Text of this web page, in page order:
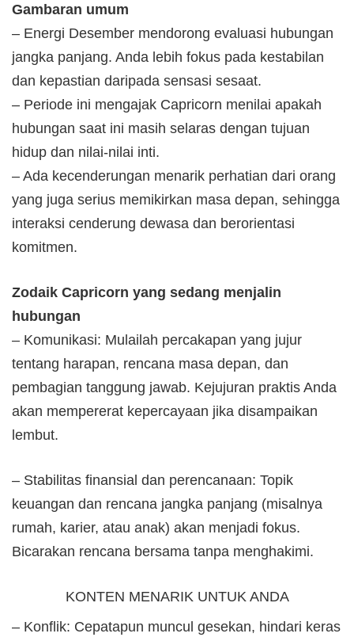
Gambaran umum
– Energi Desember mendorong evaluasi hubungan
jangka panjang. Anda lebih fokus pada kestabilan
dan kepastian daripada sensasi sesaat.
– Periode ini mengajak Capricorn menilai apakah
hubungan saat ini masih selaras dengan tujuan
hidup dan nilai-nilai inti.
– Ada kecenderungan menarik perhatian dari orang
yang juga serius memikirkan masa depan, sehingga
interaksi cenderung dewasa dan berorientasi
komitmen.
Zodaik Capricorn yang sedang menjalin
hubungan
– Komunikasi: Mulailah percakapan yang jujur
tentang harapan, rencana masa depan, dan
pembagian tanggung jawab. Kejujuran praktis Anda
akan mempererat kepercayaan jika disampaikan
lembut.
– Stabilitas finansial dan perencanaan: Topik
keuangan dan rencana jangka panjang (misalnya
rumah, karier, atau anak) akan menjadi fokus.
Bicarakan rencana bersama tanpa menghakimi.
KONTEN MENARIK UNTUK ANDA
– Konflik: Cepatapun muncul gesekan, hindari keras